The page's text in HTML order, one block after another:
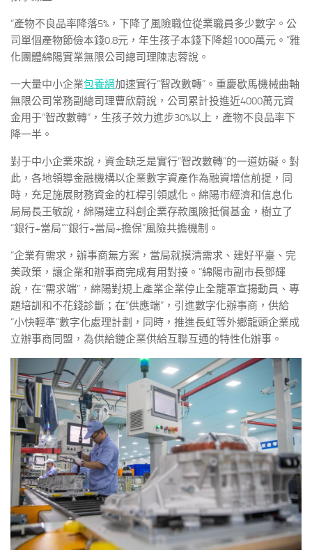
“產物不良品率降落5%，下降了風險職位從業職員多少數字。公
司單個產物節儉本錢0.8元，年生孩子本錢下降超1000萬元。”雅
化團體綿陽實業無限公司總司理陳志蓉說。
一大量中小企業包養網加速實行“智改數轉”。重慶歇馬機械曲軸
無限公司常務副總司理曹欣蔚說，公司累計投進近4000萬元資
金用于“智改數轉”，生孩子效力進步30%以上，產物不良品率下
降一半。
對于中小企業來說，資金缺乏是實行“智改數轉”的一道妨礙。對
此，各地領導金融機構以企業數字資產作為融資增信前提，同
時，充足施展財務資金的杠桿引領感化。綿陽市經濟和信息化
局局長王敏說，綿陽建立科創企業存款風險抵償基金，樹立了
“銀行+當局”“銀行+當局+擔保”風險共擔機制。
“企業有需求，辦事商無方案，當局就摸清需求、建好平臺、完
美政策，讓企業和辦事商完成有用對接。”綿陽市副市長鄧輝
說，在“需求端”，綿陽對規上產業企業停止全籠罩宣揚動員、專
題培訓和不花錢診斷；在“供應端”，引進數字化辦事商，供給
“小快輕準”數字化處理計劃，同時，推進長虹等外鄉龍頭企業成
立辦事商同盟，為供給鏈企業供給互聯互通的特性化辦事。